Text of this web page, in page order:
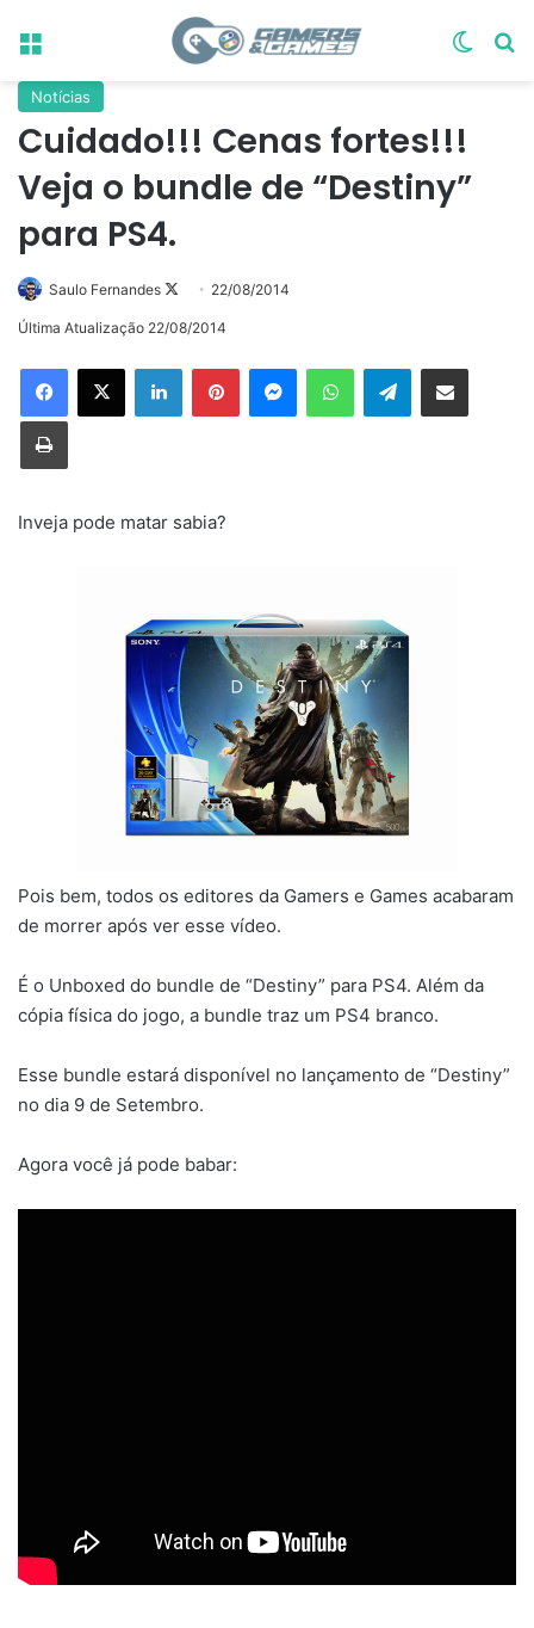
Menu
Notícias
Cuidado!!! Cenas fortes!!!
Veja o bundle de “Destiny”
para PS4.
Saulo Fernandes
Follow
on
22/08/2014
Última Atualização 22/08/2014
LinkedinPinterestMessengerWhatsAppTelegramCompartilhar via e-mail
Imprimir
Inveja pode matar sabia?
Pois bem, todos os editores da Gamers e Games acabaram
de morrer após ver esse vídeo.
É o Unboxed do bundle de “Destiny” para PS4. Além da
cópia física do jogo, a bundle traz um PS4 branco.
Esse bundle estará disponível no lançamento de “Destiny”
no dia 9 de Setembro.
Agora você já pode babar: